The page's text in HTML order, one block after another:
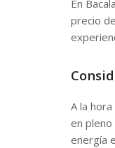
En
precio
A la
en
energía